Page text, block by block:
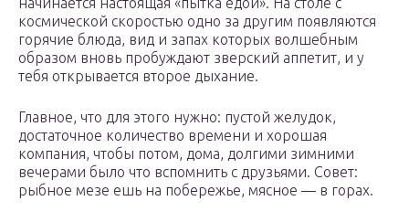
космической скоростью одно за другим появляются
горячие блюда, вид и запах которых волшебным
образом вновь пробуждают зверский аппетит, и у
тебя открывается второе дыхание.
Главное, что для этого нужно: пустой желудок,
достаточное количество времени и хорошая
компания, чтобы потом, дома, долгими зимними
вечерами было что вспомнить с друзьями. Совет:
рыбное мезе ешь на побережье, мясное — в горах.